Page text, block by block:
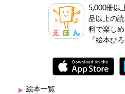
5,000冊以
品以上の
料で楽しめ
『絵本ひ
絵本一覧